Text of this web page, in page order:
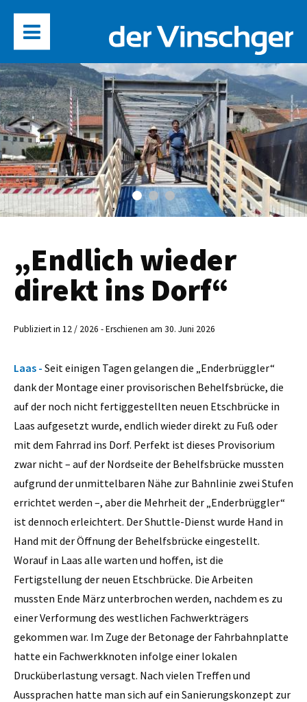
„Endlich wieder
direkt ins Dorf“
Publiziert in 12 / 2026 - Erschienen am 30. Juni 2026
Laas - Seit einigen Tagen gelangen die „Enderbrüggler“
dank der Montage einer provisorischen Behelfsbrücke, die
auf der noch nicht fertiggestellten neuen Etschbrücke in
Laas aufgesetzt wurde, endlich wieder direkt zu Fuß oder
mit dem Fahrrad ins Dorf. Perfekt ist dieses Provisorium
zwar nicht – auf der Nordseite der Behelfsbrücke mussten
aufgrund der unmittelbaren Nähe zur Bahnlinie zwei Stufen
errichtet werden –, aber die Mehrheit der „Enderbrüggler“
ist dennoch erleichtert. Der Shuttle-Dienst wurde Hand in
Hand mit der Öffnung der Behelfsbrücke eingestellt.
Worauf in Laas alle warten und hoffen, ist die
Fertigstellung der neuen Etschbrücke. Die Arbeiten
mussten Ende März unterbrochen werden, nachdem es zu
einer Verformung des westlichen Fachwerkträgers
gekommen war. Im Zuge der Betonage der Fahrbahnplatte
hatte ein Fachwerkknoten infolge einer lokalen
Drucküberlastung versagt. Nach vielen Treffen und
Aussprachen hatte man sich auf ein Sanierungskonzept zur